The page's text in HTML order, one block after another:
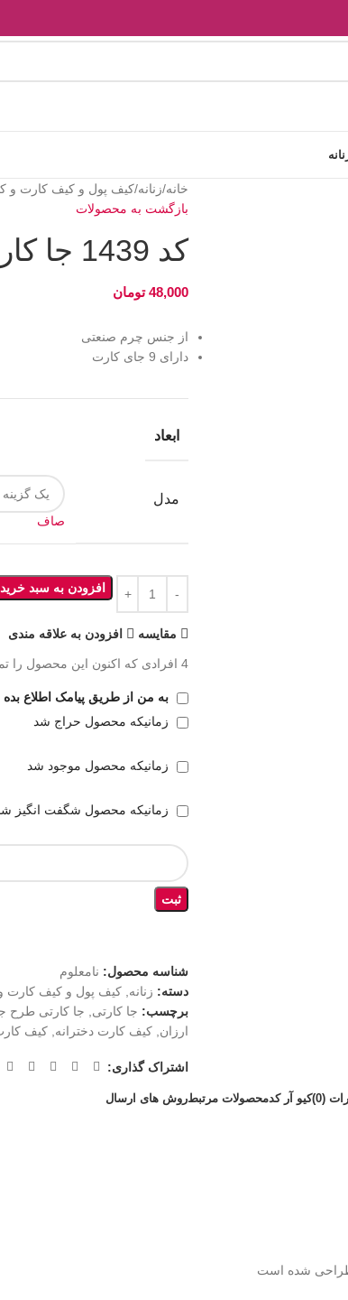
خانه زنانه کیف پول و کیف کارت و
بازگشت به محصولات
کد 1439 جا کارتی دور زیپ فانتزی
48,000 تومان
از جنس چرم صنعتی
دارای 9 جای کارت
ابعاد
مدل
صاف
افزودن به سبد خرید
مقايسه افزودن به علاقه مندی
4 افرادی که اکنون این محصول را
به من از طریق پیامک اطلاع بده
زمانیکه محصول حراج شد
زمانیکه محصول موجود شد
زمانیکه محصول شگفت انگیز
ثبت
شناسه محصول: نامعلوم
دسته: زنانه کیف پول و کیف کارت
برچسب: جا کارتی
جا کارتی طرح
ارزان کیف کارت دخترانه کیف
اشتراک گذاری:
(0) کیو آر کدمحصولات مرتبطروش های ارسال